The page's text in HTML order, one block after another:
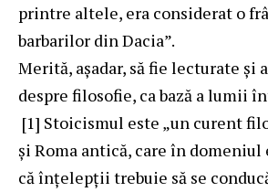
printre altele, era considerat o
barbarilor din Dacia”.
Merită, așadar, să fie lecturate și
despre filosofie, ca bază a lumii
[1] Stoicismul este „un curent
și Roma antică, care în
că înțelepții trebuie să se